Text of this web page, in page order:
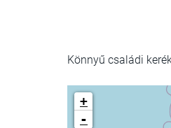
Könnyű családi
+
-